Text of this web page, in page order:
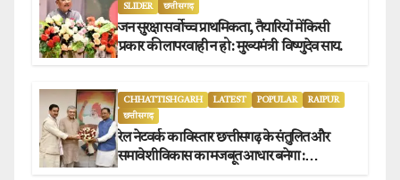
SLIDER
छत्तीसगढ़
जन सुरक्षा सर्वोच्च प्राथमिकता, तैयारियों में किसी
प्रकार की लापरवाही न हो : मुख्यमंत्री विष्णुदेव साय.
CHHATTISHGARH LATEST POPULAR
RAIPUR
छत्तीसगढ़
रेल नेटवर्क का विस्तार छत्तीसगढ़ के संतुलित और
समावेशी विकास का मजबूत आधार बनेगा :